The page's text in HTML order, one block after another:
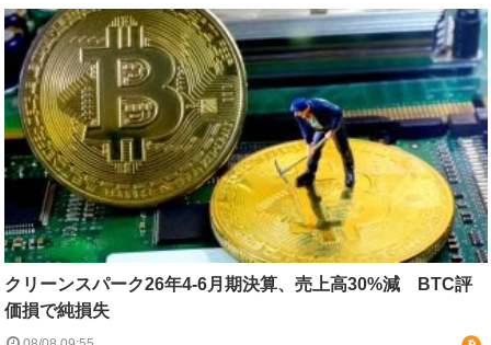
クリーンスパーク26年4-6月期決算、売上高30%減 BTC評
価損で純損失